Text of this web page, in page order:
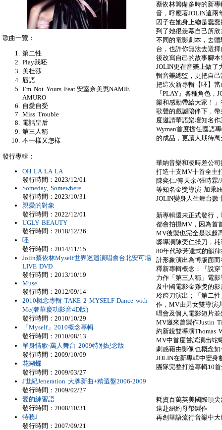
蔡依林籌備多時的新
音，呼應著JOLIN這兩
因子在她身上總是蠢
到了她很羨幕自己所
不同的電影劇本，去
台，也許你無法去選
後改寫自己的故事腳本
JOLIN更在音樂上做了
輯音樂總監，更把自
把這次新專輯【呸】
『PLAY』各種角色
樂和感動帶給大家！
歌聲的戲謔陪伴下，
度邀請華語樂壇知名
Wyman首度擔任國語
的成品，更讓人期待萬
華納音樂和凌時差公
打造十支MV十首全主
陳奕仁/傅天余/張時霖
等知名金獎導演 加乘
JOLIN變身人生舞台數
新專輯還未正式發行
都會拍攝MV，因為首
MV後製也完全是以超
獎導演陳奕仁操刀，
80年代珍芳達式的韻
計形象演出為博版面
釋新專輯概念：『說
力作「第三人稱」電
及中國電影金雞獎的
玲跨刀演出；「第二
作，MV由男女雙導演
唱會及個人電影短片
MV邀來曾製作Justin
約新銳雙導演Thomas
MV中首度嘗試演出蛇
劇感藉由影像也概念
JOLIN在新專輯中變身
團隊完整打造專輯10
耗資百萬英美國際頂
遠赴紐約母帶製作
再創華語流行音樂中
歌曲一覽：
第二性
Play我呸
美杜莎
唇語
I`m Not Yours Feat.安室奈美惠NAMIE
AMURO
自愛自受
Miss Trouble
電話皇后
第三人稱
不一樣又怎樣
發行專輯：
OH LA LA LA
發行時間：2023/12/01
Someday, Somewhere
發行時間：2023/10/31
親愛的對象
發行時間：2022/12/01
UGLY BEAUTY
發行時間：2018/12/26
呸
發行時間：2014/11/15
Jolin蔡依林Myself世界巡迴演唱會台北安可場
LIVE DVD
發行時間：2013/10/19
Muse
發行時間：2012/09/14
2010概念專輯 TAKE 2 MYSELF-Dance with
Me(奢華慶功影音4D版)
發行時間：2010/10/29
「Myself」2010概念專輯
發行時間：2010/08/13
單身情歌‧萬人舞台 2009特別紀念版
發行時間：2009/10/09
花蝴蝶
發行時間：2009/03/27
J世紀Jeneration 大牌新曲+精選盤2006-2009
發行時間：2009/02/27
愛的練習語
發行時間：2008/10/31
特務J
發行時間：2007/09/21